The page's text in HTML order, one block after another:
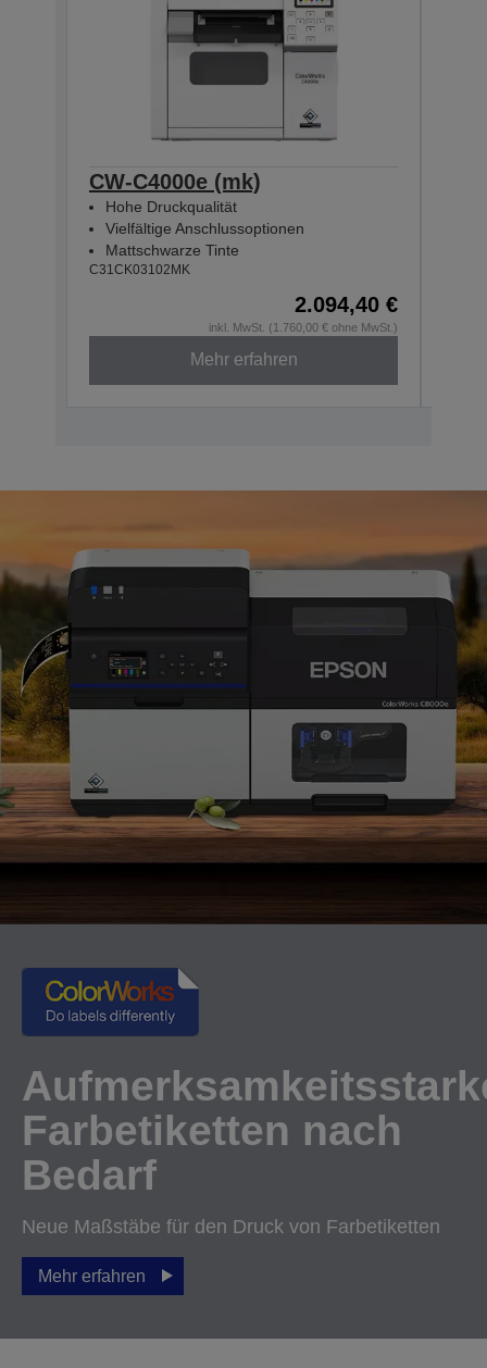
CW-C4000e (mk)
Hohe Druckqualität
Vielfältige Anschlussoptionen
Mattschwarze Tinte
C31CK03102MK
2.094,40 €
inkl. MwSt. (1.760,00 € ohne MwSt.)
Mehr erfahren
Farbetiketten nach
Bedarf
Neue Maßstäbe für den Druck von Farbetiketten
Mehr erfahren